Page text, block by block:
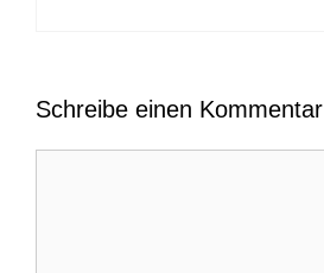
Schreibe einen Kommentar